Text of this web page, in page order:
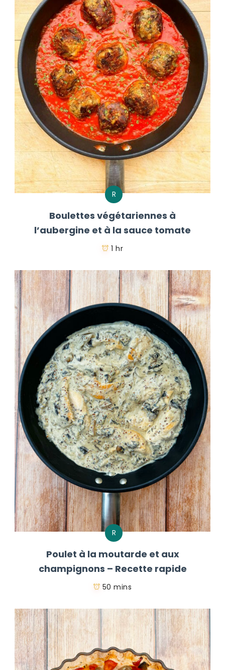
R
Boulettes végétariennes à
l’aubergine et à la sauce tomate
1 hr
R
Poulet à la moutarde et aux
champignons – Recette rapide
50 mins